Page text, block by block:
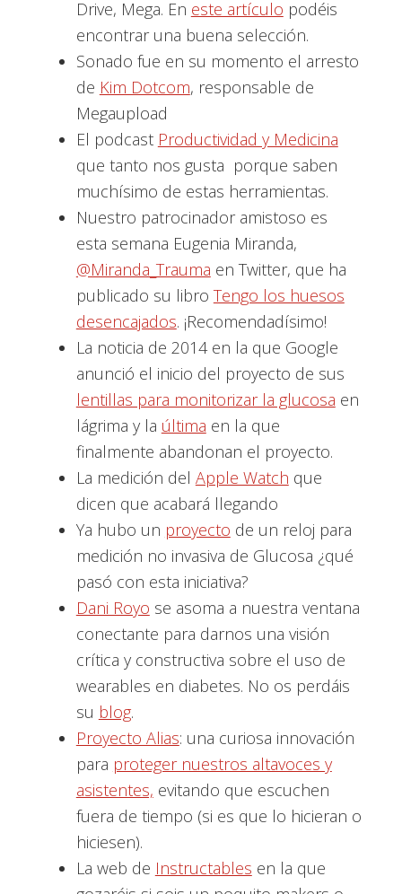
Drive, Mega. En este artículo podéis
encontrar una buena selección.
Sonado fue en su momento el arresto
de Kim Dotcom, responsable de
Megaupload
El podcast Productividad y Medicina
que tanto nos gusta porque saben
muchísimo de estas herramientas.
Nuestro patrocinador amistoso es
esta semana Eugenia Miranda,
@Miranda_Trauma en Twitter, que ha
publicado su libro Tengo los huesos
desencajados. ¡Recomendadísimo!
La noticia de 2014 en la que Google
anunció el inicio del proyecto de sus
lentillas para monitorizar la glucosa en
lágrima y la última en la que
finalmente abandonan el proyecto.
La medición del Apple Watch que
dicen que acabará llegando
Ya hubo un proyecto de un reloj para
medición no invasiva de Glucosa ¿qué
pasó con esta iniciativa?
Dani Royo se asoma a nuestra ventana
conectante para darnos una visión
crítica y constructiva sobre el uso de
wearables en diabetes. No os perdáis
su blog.
Proyecto Alias: una curiosa innovación
para proteger nuestros altavoces y
asistentes, evitando que escuchen
fuera de tiempo (si es que lo hicieran o
hiciesen).
La web de Instructables en la que